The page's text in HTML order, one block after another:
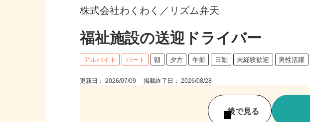
株式会社わくわく／リズム弁天
福祉施設の送迎ドライバー
アルバイト パート 朝 夕方 午前 日勤 未経験歓迎 男性活躍
更新日： 2026/07/09 掲載終了日： 2026/08/28
後で見る